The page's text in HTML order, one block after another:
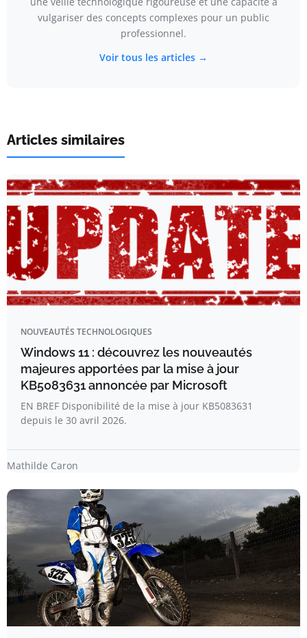
vulgariser des concepts complexes pour un public
professionnel.
Voir tous les articles →
Articles similaires
NOUVEAUTÉS TECHNOLOGIQUES
Windows 11 : découvrez les nouveautés
majeures apportées par la mise à jour
KB5083631 annoncée par Microsoft
EN BREF Disponibilité de la mise à jour KB5083631
depuis le 30 avril 2026.
Mathilde Caron